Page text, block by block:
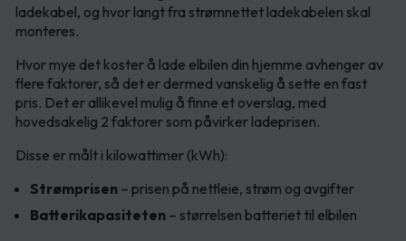
ladekabel, og hvor langt fra strømnettet ladekabelen skal
monteres.
Hvor mye det koster å lade elbilen din hjemme avhenger av
flere faktorer, så det er dermed vanskelig å sette en fast
pris. Det er allikevel mulig å finne et overslag, med
hovedsakelig 2 faktorer som påvirker ladeprisen.
Disse er målt i kilowattimer (kWh):
Strømprisen – prisen på nettleie, strøm og avgifter
Batterikapasiteten – størrelsen batteriet til elbilen